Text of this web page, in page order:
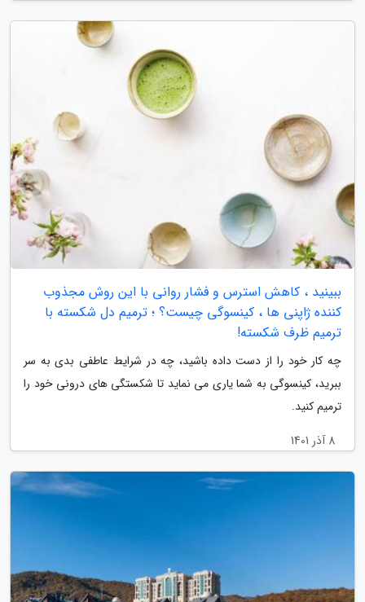
ببینید ، کاهش استرس و فشار روانی با این روش مجذوب
کننده ژاپنی ها ، کینسوگی چیست؟ ؛ ترمیم دل شکسته با
ترمیم ظرف شکسته!
چه کار خود را از دست داده باشید، چه در شرایط عاطفی بدی به سر
ببرید، کینسوگی به شما یاری می نماید تا شکستگی های درونی خود را
ترمیم کنید.
8 آذر 1401